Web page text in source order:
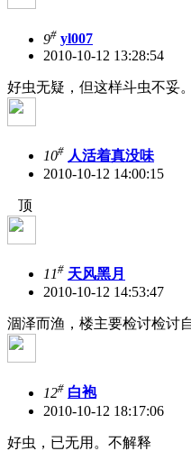
9# yl007
2010-10-12 13:28:54
好虫无疑，但这样斗虫不妥。
10# 人活着真没味
2010-10-12 14:00:15
顶
11# 天风黑月
2010-10-12 14:53:47
涸泽而渔，楼主要检讨检讨
12# 白袍
2010-10-12 18:17:06
好虫，已无用。不解释